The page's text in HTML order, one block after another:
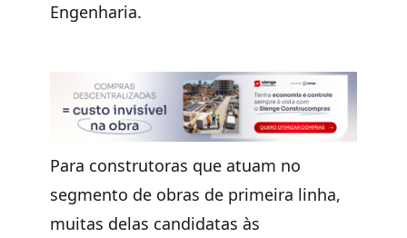
Engenharia.
Para construtoras que atuam no
segmento de obras de primeira linha,
muitas delas candidatas às